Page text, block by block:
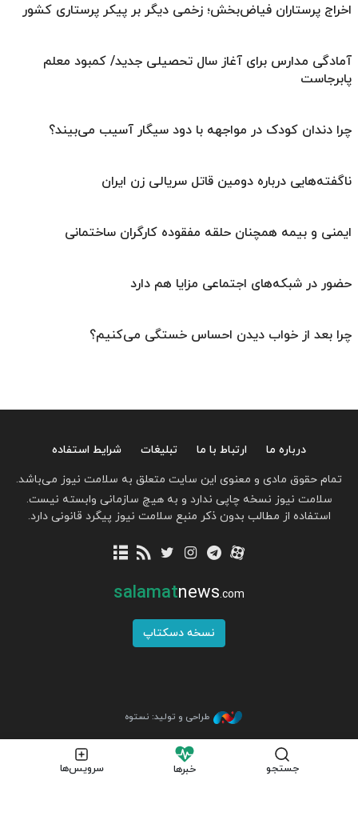
اخراج پرستاران فیاض‌بخش؛ زخمی دیگر بر پیکر پرستاری کشور
آمادگی مدارس برای آغاز سال تحصیلی جدید/ کمبود معلم
پابرجاست
چرا دندان کودک در مواجهه با دود سیگار آسیب می‌بیند؟
ناگفته‌هایی درباره دومین قاتل سریالی زن ایران
ایمنی و بیمه همچنان حلقه مفقوده کارگران ساختمانی
حضور در شبکه‌های اجتماعی مزایا هم دارد
چرا بعد از خواب دیدن احساس خستگی می‌کنیم؟
جستجو خبرها سرویس‌ها
درباره ما ارتباط با ما تبلیغات
شرایط استفاده
تمام حقوق مادی و معنوی این سایت متعلق به سلامت نیوز می‌باشد.
سلامت نیوز نسخه چاپی ندارد و به هیچ سازمانی وابسته نیست.
استفاده از مطالب بدون ذکر منبع سلامت نیوز پیگرد قانونی دارد.
salamatnews.com
نسخه دسکتاپ
طراحی و تولید: نستوه